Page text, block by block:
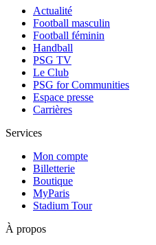
Actualité
Football masculin
Football féminin
Handball
PSG TV
Le Club
PSG for Communities
Espace presse
Carrières
Services
Mon compte
Billetterie
Boutique
MyParis
Stadium Tour
À propos